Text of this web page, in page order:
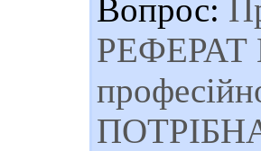
Вопрос:
РЕФЕРАТ